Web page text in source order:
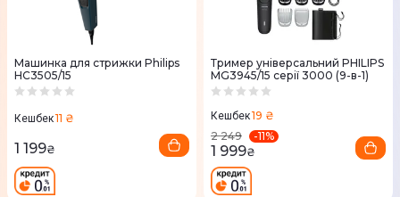
Машинка для стрижки Philips
HC3505/15
Кешбек11 ₴
1 199₴
Тример універсальний PHILIPS
MG3945/15 серії 3000 (9-в-1)
Кешбек19 ₴
2 249
-11%
1 999₴